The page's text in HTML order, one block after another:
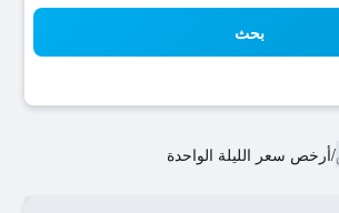
بحث
/أرخص سعر الليلة الواحدة